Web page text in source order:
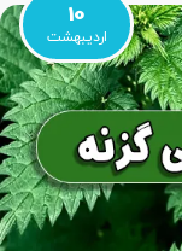
10
اردیبهشت